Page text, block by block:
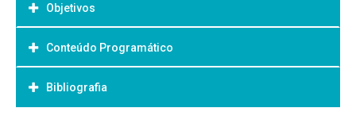
Objetivos
Objetivo Geral:
O objetivo desta disciplina é realizar uma breve
introdução sobre diferentes metodologias de
Conteúdo Programático
1. Introdução à Biologia Oral
2. Tópicos de Bioquímica Oral
Bibliografia